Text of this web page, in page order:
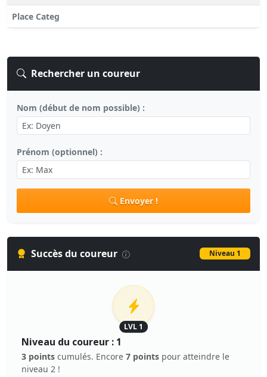
Place Categ
Rechercher un coureur
Nom (début de nom possible) :
Prénom (optionnel) :
Envoyer !
Succès du coureur Niveau 1
LVL 1
Niveau du coureur : 1
3 points cumulés. Encore 7 points pour atteindre le
niveau 2 !